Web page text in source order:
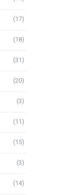
(17)
(18)
(31)
(20)
(3)
(11)
(15)
(3)
(14)